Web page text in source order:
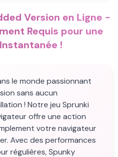
Version en Ligne -
Requis pour une
!
le monde passionnant
sans aucun
! Notre jeu Sprunki
offre une action
votre navigateur
Avec des performances
régulières, Spunky